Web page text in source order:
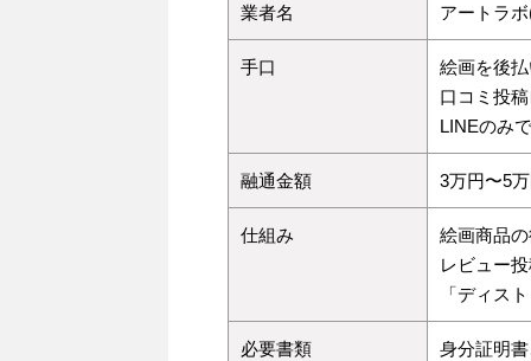
業者名 アートラ
手口
絵画を後
口コミ投
LINEのみ
融通金額 3万円〜5
仕組み
絵画商品
レビュー
「ディス
必要書類 身分証明